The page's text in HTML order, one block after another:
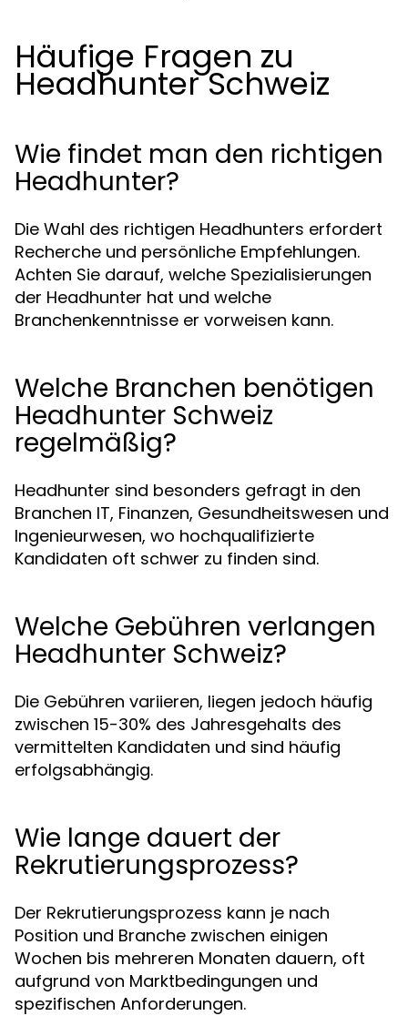
Häufige Fragen zu
Headhunter Schweiz
Wie findet man den richtigen
Headhunter?
Die Wahl des richtigen Headhunters erfordert
Recherche und persönliche Empfehlungen.
Achten Sie darauf, welche Spezialisierungen
der Headhunter hat und welche
Branchenkenntnisse er vorweisen kann.
Welche Branchen benötigen
Headhunter Schweiz
regelmäßig?
Headhunter sind besonders gefragt in den
Branchen IT, Finanzen, Gesundheitswesen und
Ingenieurwesen, wo hochqualifizierte
Kandidaten oft schwer zu finden sind.
Welche Gebühren verlangen
Headhunter Schweiz?
Die Gebühren variieren, liegen jedoch häufig
zwischen 15-30% des Jahresgehalts des
vermittelten Kandidaten und sind häufig
erfolgsabhängig.
Wie lange dauert der
Rekrutierungsprozess?
Der Rekrutierungsprozess kann je nach
Position und Branche zwischen einigen
Wochen bis mehreren Monaten dauern, oft
aufgrund von Marktbedingungen und
spezifischen Anforderungen.